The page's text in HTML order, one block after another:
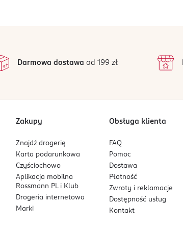
Darmowa dostawa od 199 zł
Zakupy
Znajdź drogerię
Karta podarunkowa
Czyściochowo
Aplikacja mobilna
Rossmann PL i Klub
Drogeria internetowa
Marki
Obsługa klienta
FAQ
Pomoc
Dostawa
Płatność
Zwroty i reklamacje
Dostępność usług
Kontakt